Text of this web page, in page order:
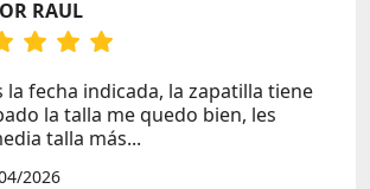
RAUL
la fecha indicada, la zapatilla tiene
la talla me quedo bien, les
talla más...
2026